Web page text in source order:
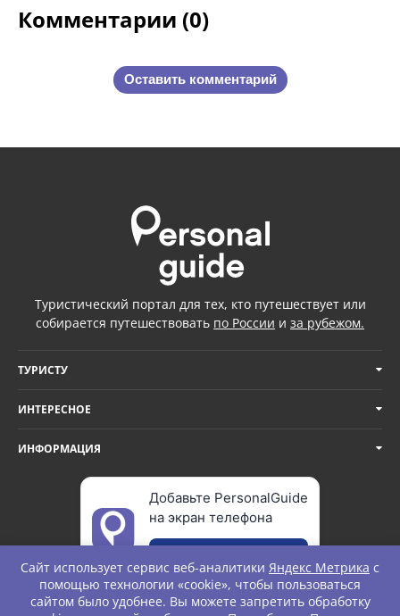
Комментарии (0)
Оставить комментарий
Туристический портал для тех, кто путешествует или
собирается путешествовать по России и за рубежом.
ТУРИСТУ
ИНТЕРЕСНОЕ
ИНФОРМАЦИЯ
Добавьте PersonalGuide
на экран телефона
Сайт использует сервис веб-аналитики Яндекс Метрика с
помощью технологии «cookie», чтобы пользоваться
сайтом было удобнее. Вы можете запретить обработку